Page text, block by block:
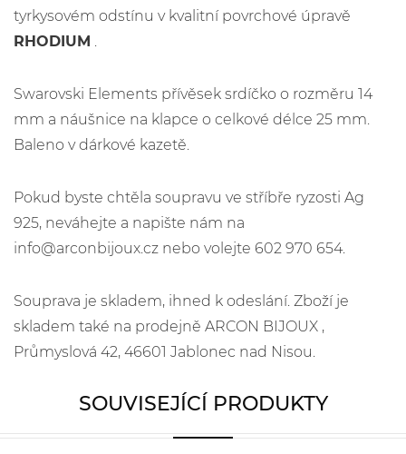
tyrkysovém odstínu v kvalitní povrchové úpravě
RHODIUM .
Swarovski Elements přívěsek srdíčko o rozměru 14
mm a náušnice na klapce o celkové délce 25 mm.
Baleno v dárkové kazetě.
Pokud byste chtěla soupravu ve stříbře ryzosti Ag
925, neváhejte a napište nám na
info@arconbijoux.cz nebo volejte 602 970 654.
Souprava je skladem, ihned k odeslání. Zboží je
skladem také na prodejně ARCON BIJOUX ,
Průmyslová 42, 46601 Jablonec nad Nisou.
SOUVISEJÍCÍ PRODUKTY